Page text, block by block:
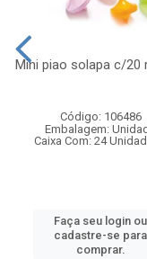
Mini piao solapa c/20
Código: 106486
Embalagem:
Caixa Com: 24
Faça seu login ou
cadastre-se para
comprar.